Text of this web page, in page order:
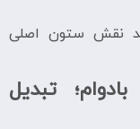
نقش ستون اصلی
تبدیل